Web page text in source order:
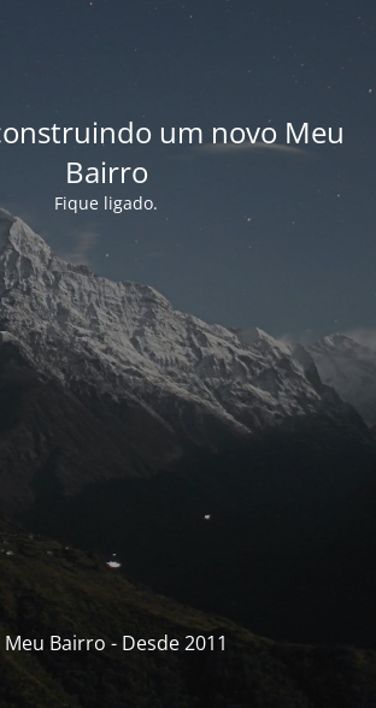
um novo Meu
Bairro
Fique ligado.
Bairro - Desde 2011